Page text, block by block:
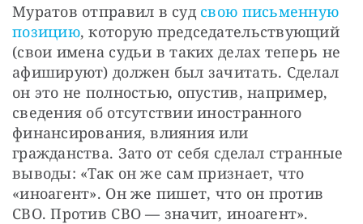
Муратов отправил в суд свою письменную
позицию, которую председательствующий
(свои имена судьи в таких делах теперь не
афишируют) должен был зачитать. Сделал
он это не полностью, опустив, например,
сведения об отсутствии иностранного
финансирования, влияния или
гражданства. Зато от себя сделал странные
выводы: «Так он же сам признает, что
«иноагент». Он же пишет, что он против
СВО. Против СВО — значит, иноагент».